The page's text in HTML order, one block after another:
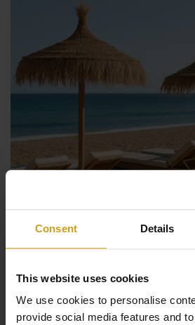
Consent Details
This website uses cookies
We use cookies to personalise
provide social media features and
Ontdek het perfecte